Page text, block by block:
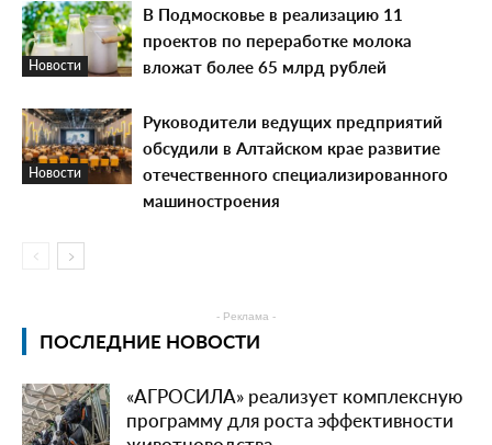
Новости
В Подмосковье в реализацию 11
проектов по переработке молока
вложат более 65 млрд рублей
Новости
Руководители ведущих предприятий
обсудили в Алтайском крае развитие
отечественного специализированного
машиностроения
- Реклама -
ПОСЛЕДНИЕ НОВОСТИ
«АГРОСИЛА» реализует комплексную
программу для роста эффективности